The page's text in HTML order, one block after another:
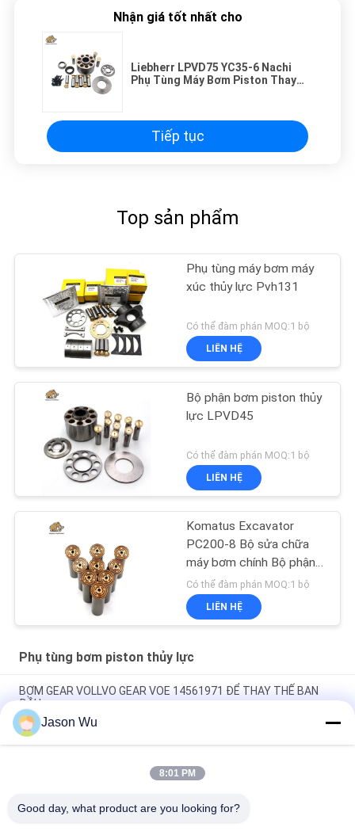
Nhận giá tốt nhất cho
Liebherr LPVD75 YC35-6 Nachi
Phụ Tùng Máy Bơm Piston Thay
Tiếp tục
Top sản phẩm
Phụ tùng máy bơm máy
xúc thủy lực Pvh131
Có thể đàm phán MOQ:1 bộ
LIÊN HỆ
Bộ phận bơm piston thủy
lực LPVD45
Có thể đàm phán MOQ:1 bộ
LIÊN HỆ
Komatus Excavator
PC200-8 Bộ sửa chữa
máy bơm chính Bộ phận
máy bơm thủy lực Máy
bơm piston Dịch vụ sửa
chữa bảo trì
Có thể đàm phán MOQ:1 bộ
LIÊN HỆ
Phụ tùng bơm piston thủy lực
BƠM GEAR VOLLVO GEAR VOE 14561971 ĐỂ THAY THẾ BAN
ĐẦU
BƠM GEAR VOLLVO GEAR VOE 14537295 ĐỂ THAY THẾ BAN
ĐẦU
VOLLVO GALLERY GEAR PUMP VOE 14782798 để thay thế ban
Jason Wu
8:01 PM
Good day, what product are you looking for?